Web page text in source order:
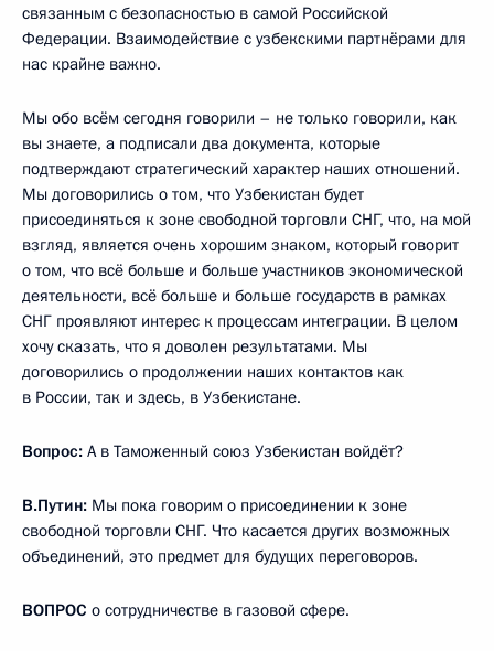
связанным с безопасностью в самой Российской
Федерации. Взаимодействие с узбекскими партнёрами для
нас крайне важно.
Мы обо всём сегодня говорили – не только говорили, как
вы знаете, а подписали два документа, которые
подтверждают стратегический характер наших отношений.
Мы договорились о том, что Узбекистан будет
присоединяться к зоне свободной торговли СНГ, что, на мой
взгляд, является очень хорошим знаком, который говорит
о том, что всё больше и больше участников экономической
деятельности, всё больше и больше государств в рамках
СНГ проявляют интерес к процессам интеграции. В целом
хочу сказать, что я доволен результатами. Мы
договорились о продолжении наших контактов как
в России, так и здесь, в Узбекистане.
Вопрос: А в Таможенный союз Узбекистан войдёт?
В.Путин: Мы пока говорим о присоединении к зоне
свободной торговли СНГ. Что касается других возможных
объединений, это предмет для будущих переговоров.
ВОПРОС о сотрудничестве в газовой сфере.